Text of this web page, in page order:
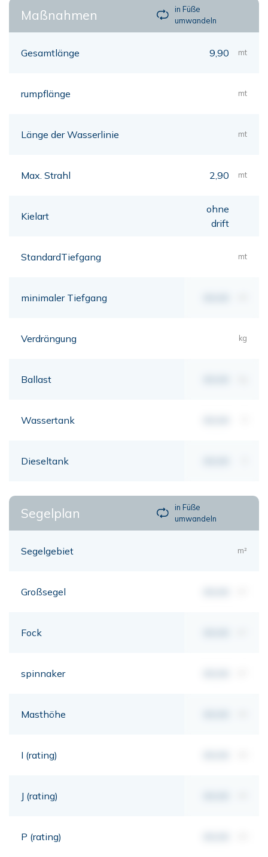
Maßnahmen
in Füße
umwandeln
Gesamtlänge 9,90 mt
rumpflänge mt
Länge der Wasserlinie mt
Max. Strahl 2,90 mt
Kielart
ohne
drift
StandardTiefgang mt
minimaler Tiefgang
Verdrängung kg
Ballast
Wassertank
Dieseltank
Segelplan
in Füße
umwandeln
Segelgebiet m²
Großsegel
Fock
spinnaker
Masthöhe
I (rating)
J (rating)
P (rating)